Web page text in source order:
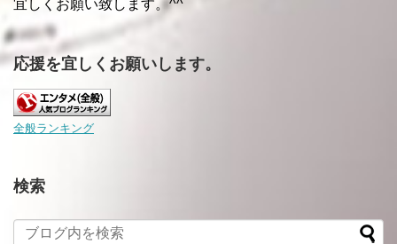
宜しくお願い致します。^^
応援を宜しくお願いします。
全般ランキング
検索